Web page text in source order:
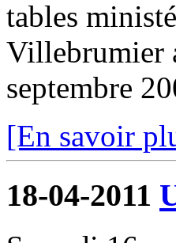
tables
Villebrumier
septembre
[En savoir
18-04-2011